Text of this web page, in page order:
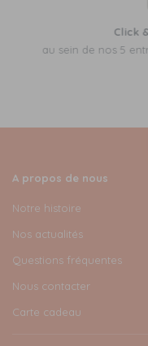
Click
au sein de nos 5
A propos de nous
Notre histoire
Nos actualités
Questions fréquentes
Nous contacter
Carte cadeau